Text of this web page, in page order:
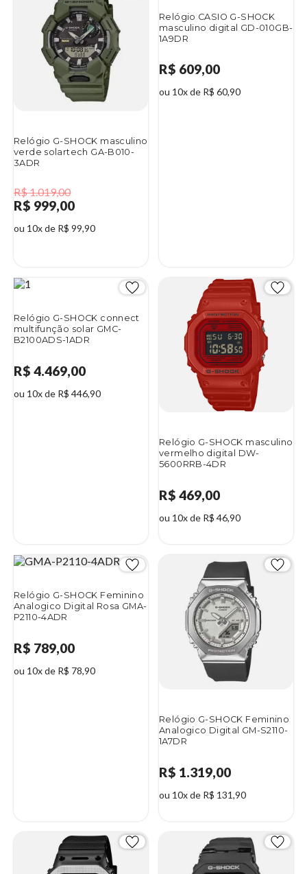
Relógio G-SHOCK masculino
verde solartech GA-B010-
3ADR
R$ 1.019,00
R$ 999,00
ou 10x de R$ 99,90
Relógio CASIO G-SHOCK
masculino digital GD-010GB-
1A9DR
R$ 609,00
ou 10x de R$ 60,90
Relógio G-SHOCK connect
multifunção solar GMC-
B2100ADS-1ADR
R$ 4.469,00
ou 10x de R$ 446,90
Relógio G-SHOCK masculino
vermelho digital DW-
5600RRB-4DR
R$ 469,00
ou 10x de R$ 46,90
Relógio G-SHOCK Feminino
Analogico Digital Rosa GMA-
P2110-4ADR
R$ 789,00
ou 10x de R$ 78,90
Relógio G-SHOCK Feminino
Analogico Digital GM-S2110-
1A7DR
R$ 1.319,00
ou 10x de R$ 131,90